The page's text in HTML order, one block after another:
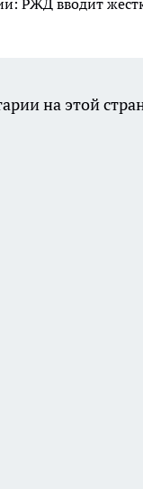
РЖД вводит
на этой